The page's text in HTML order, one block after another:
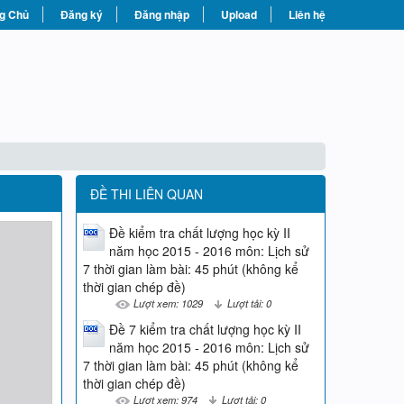
Chủ Đăng ký Đăng nhập Upload Liên hệ
ĐỀ THI LIÊN QUAN
Đề kiểm tra chất lượng học kỳ II
năm học 2015 - 2016 môn: Lịch sử
7 thời gian làm bài: 45 phút (không kể
thời gian chép đề)
Lượt xem: 1029 Lượt tải: 0
Đề 7 kiểm tra chất lượng học kỳ II
năm học 2015 - 2016 môn: Lịch sử
7 thời gian làm bài: 45 phút (không kể
thời gian chép đề)
Lượt xem: 974 Lượt tải: 0